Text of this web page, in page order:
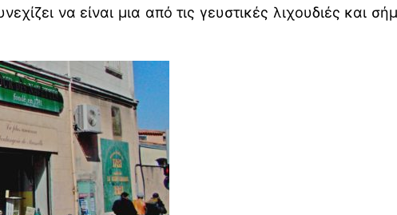
να είναι μια από τις γευστικές λιχουδιές και